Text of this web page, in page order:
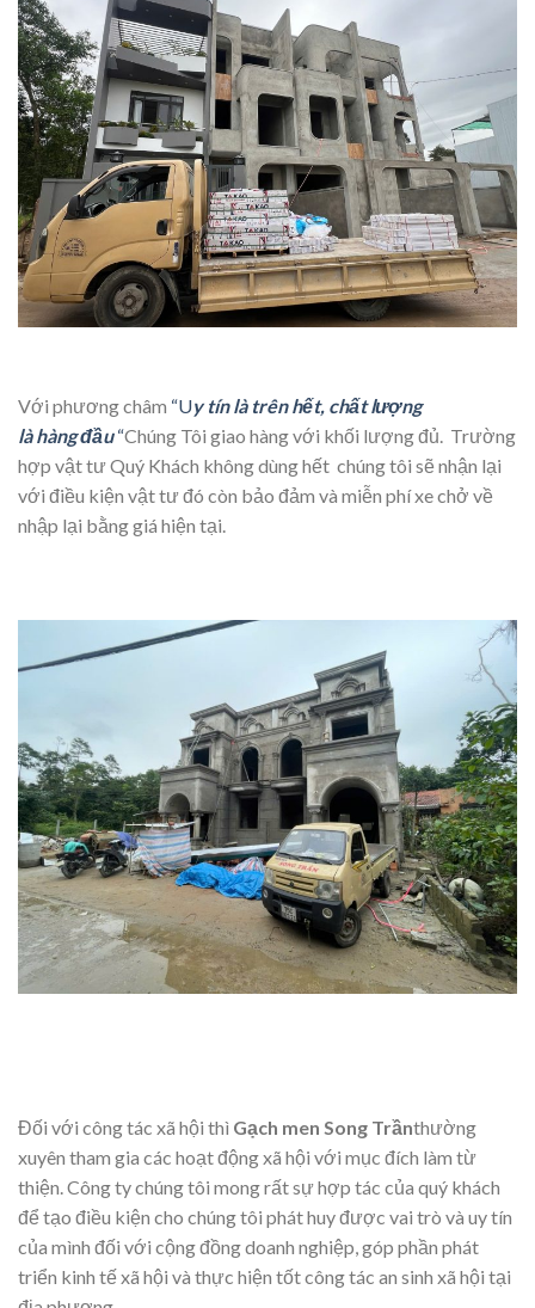
Với phương châm “Uy tín là trên hết, chất lượng
làhàngđầu“Chúng Tôi giao hàng với khối lượng đủ. Trường
hợp vật tư Quý Khách không dùng hết chúng tôi sẽ nhận lại
với điều kiện vật tư đó còn bảo đảm và miễn phí xe chở về
nhập lại bằng giá hiện tại.
Đối với công tác xã hội thì Gạch men Song Trầnthường
xuyên tham gia các hoạt động xã hội với mục đích làm từ
thiện. Công ty chúng tôi mong rất sự hợp tác của quý khách
để tạo điều kiện cho chúng tôi phát huy được vai trò và uy tín
của mình đối với cộng đồng doanh nghiệp, góp phần phát
triển kinh tế xã hội và thực hiện tốt công tác an sinh xã hội tại